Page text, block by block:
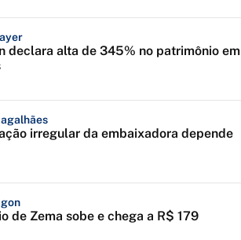
declara alta de 345% no patrimônio em
irregular da embaixadora depende
de Zema sobe e chega a R$ 179